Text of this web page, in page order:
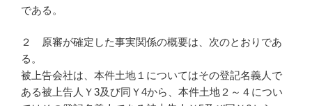
である。
２ 原審が確定した事実関係の概要は、次のとおりであ
る。
被上告会社は、本件土地１についてはその登記名義人で
ある被上告人Ｙ3及び同Ｙ4から、本件土地２～４につい